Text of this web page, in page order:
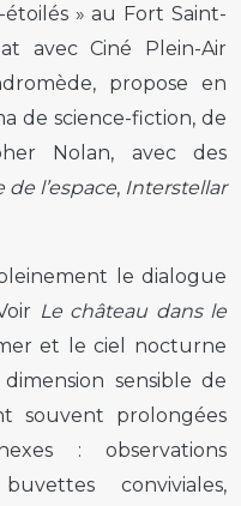
» au Fort Saint-
avec Ciné Plein-Air
propose en
de science-fiction, de
Nolan, avec des
de l’espace, Interstellar
le dialogue
Le château dans le
et le ciel nocturne
sensible de
souvent prolongées
: observations
conviviales,